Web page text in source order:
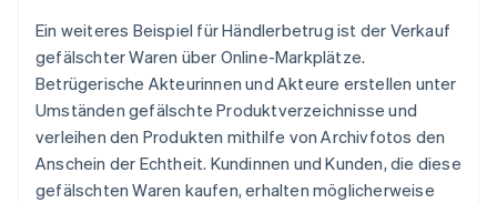
Ein weiteres Beispiel für Händlerbetrug ist der Verkauf
gefälschter Waren über Online-Markplätze.
Betrügerische Akteurinnen und Akteure erstellen unter
Umständen gefälschte Produktverzeichnisse und
verleihen den Produkten mithilfe von Archivfotos den
Anschein der Echtheit. Kundinnen und Kunden, die diese
gefälschten Waren kaufen, erhalten möglicherweise